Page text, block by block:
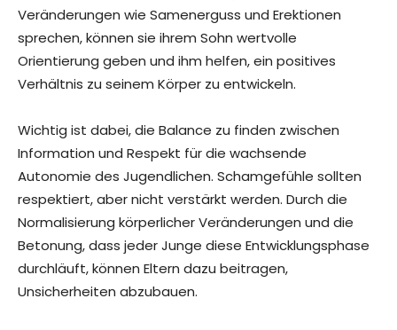
Veränderungen wie Samenerguss und Erektionen
sprechen, können sie ihrem Sohn wertvolle
Orientierung geben und ihm helfen, ein positives
Verhältnis zu seinem Körper zu entwickeln.
Wichtig ist dabei, die Balance zu finden zwischen
Information und Respekt für die wachsende
Autonomie des Jugendlichen. Schamgefühle sollten
respektiert, aber nicht verstärkt werden. Durch die
Normalisierung körperlicher Veränderungen und die
Betonung, dass jeder Junge diese Entwicklungsphase
durchläuft, können Eltern dazu beitragen,
Unsicherheiten abzubauen.